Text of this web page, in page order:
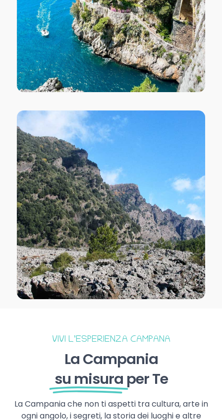
VIVI L’ESPERIENZA CAMPANA
La Campania
su misura per Te
La Campania che non ti aspetti tra cultura, arte in
ogni angolo, i segreti, la storia dei luoghi e altre